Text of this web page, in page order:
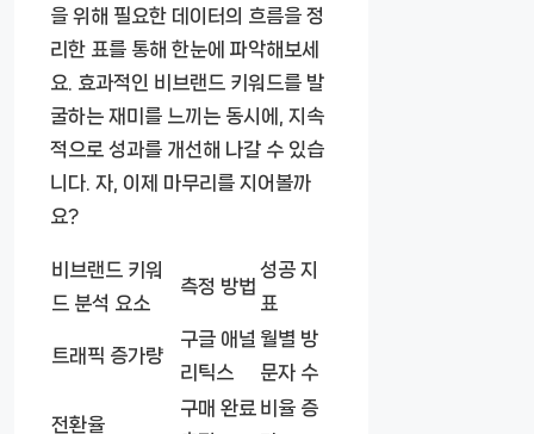
을 위해 필요한 데이터의 흐름을 정
리한 표를 통해 한눈에 파악해보세
요. 효과적인 비브랜드 키워드를 발
굴하는 재미를 느끼는 동시에, 지속
적으로 성과를 개선해 나갈 수 있습
니다. 자, 이제 마무리를 지어볼까
요?
비브랜드 키워
드 분석 요소
측정 방법
성공 지
표
트래픽 증가량
구글 애널
리틱스
월별 방
문자 수
전환율
구매 완료 비율 증